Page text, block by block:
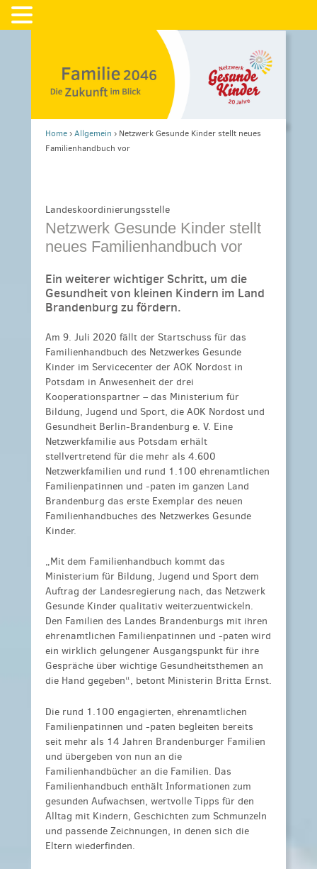
Home›Allgemein › Netzwerk Gesunde Kinder stellt neues
Familienhandbuch vor
Landeskoordinierungsstelle
Netzwerk Gesunde Kinder stellt
neues Familienhandbuch vor
Ein weiterer wichtiger Schritt, um die
Gesundheit von kleinen Kindern im Land
Brandenburg zu fördern.
Am 9. Juli 2020 fällt der Startschuss für das
Familienhandbuch des Netzwerkes Gesunde
Kinder im Servicecenter der AOK Nordost in
Potsdam in Anwesenheit der drei
Kooperationspartner – das Ministerium für
Bildung, Jugend und Sport, die AOK Nordost und
Gesundheit Berlin-Brandenburg e. V. Eine
Netzwerkfamilie aus Potsdam erhält
stellvertretend für die mehr als 4.600
Netzwerkfamilien und rund 1.100 ehrenamtlichen
Familienpatinnen und -paten im ganzen Land
Brandenburg das erste Exemplar des neuen
Familienhandbuches des Netzwerkes Gesunde
Kinder.
„Mit dem Familienhandbuch kommt das
Ministerium für Bildung, Jugend und Sport dem
Auftrag der Landesregierung nach, das Netzwerk
Gesunde Kinder qualitativ weiterzuentwickeln.
Den Familien des Landes Brandenburgs mit ihren
ehrenamtlichen Familienpatinnen und -paten wird
ein wirklich gelungener Ausgangspunkt für ihre
Gespräche über wichtige Gesundheitsthemen an
die Hand gegeben“, betont Ministerin Britta Ernst.
Die rund 1.100 engagierten, ehrenamtlichen
Familienpatinnen und -paten begleiten bereits
seit mehr als 14 Jahren Brandenburger Familien
und übergeben von nun an die
Familienhandbücher an die Familien. Das
Familienhandbuch enthält Informationen zum
gesunden Aufwachsen, wertvolle Tipps für den
Alltag mit Kindern, Geschichten zum Schmunzeln
und passende Zeichnungen, in denen sich die
Eltern wiederfinden.